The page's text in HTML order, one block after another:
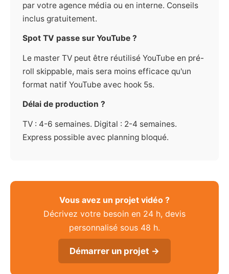
par votre agence média ou en interne. Conseils
inclus gratuitement.
Spot TV passe sur YouTube ?
Le master TV peut être réutilisé YouTube en pré-
roll skippable, mais sera moins efficace qu'un
format natif YouTube avec hook 5s.
Délai de production ?
TV : 4-6 semaines. Digital : 2-4 semaines.
Express possible avec planning bloqué.
Vous avez un projet vidéo ?
Décrivez votre besoin en 24 h, devis
personnalisé sous 48 h.
Démarrer un projet →